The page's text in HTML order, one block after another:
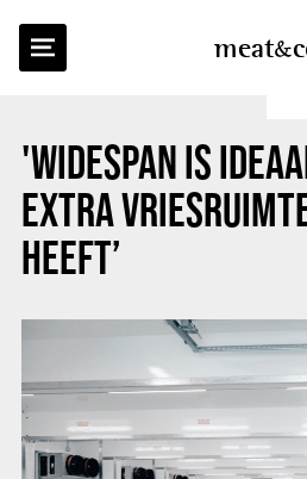
meat
'WIDESPAN IS
EXTRA
HEEFT’
TERUG NAAR OVERZICHT